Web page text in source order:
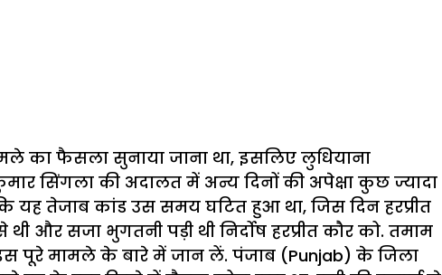
का फैसला सुनाया जाना था, इसलिए लुधियाना
सिंगला की अदालत में अन्य दिनों की अपेक्षा कुछ ज्यादा
तेजाब कांड उस समय घटित हुआ था, जिस दिन हरप्रीत
और सजा भुगतनी पड़ी थी निर्दोष हरप्रीत कौर को. तमाम
पूरे मामले के बारे में जान लें. पंजाब (Punjab) के जिला